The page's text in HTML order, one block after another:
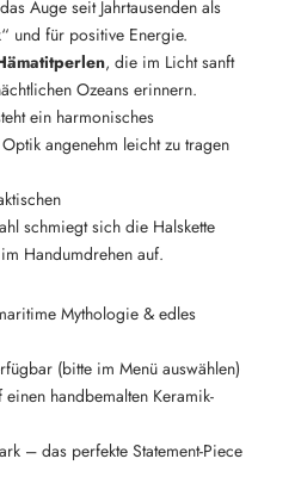
Auge seit Jahrtausenden als
und für positive Energie.
, die im Licht sanft
Ozeans erinnern.
ein harmonisches
angenehm leicht zu tragen
schmiegt sich die Halskette
Handumdrehen auf.
Mythologie & edles
(bitte im Menü auswählen)
handbemalten Keramik-
– das perfekte Statement-Piece